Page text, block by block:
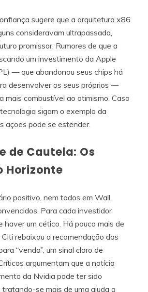
sugere que a arquitetura x86
consideravam ultrapassada,
promissor. Rumores de que a
um investimento da Apple
— que abandonou seus chips há
desenvolver os seus próprios —
mais combustível ao otimismo. Caso
sigam o exemplo da
ações pode se estender.
de Cautela: Os
Horizonte
positivo, nem todos em Wall
Para cada investidor
haver um cético. Há pouco mais de
rebaixou a recomendação das
“venda”, um sinal claro de
argumentam que a notícia
da Nvidia pode ter sido
tratando-se mais de uma ajuda a